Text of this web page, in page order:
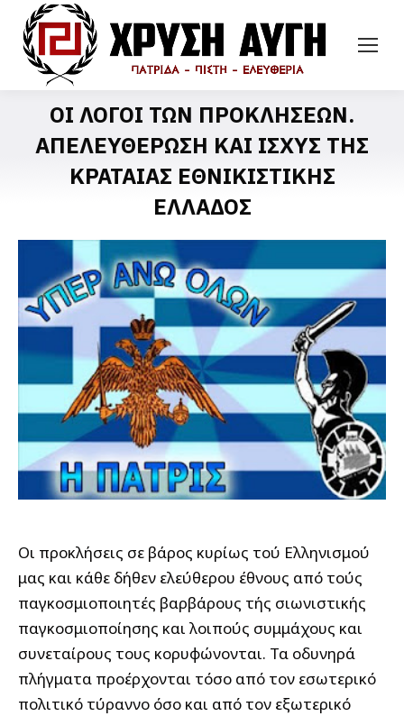
ΟΙ ΛΟΓΟΙ ΤΩΝ ΠΡΟΚΛΗΣΕΩΝ.
ΑΠΕΛΕΥΘΕΡΩΣΗ ΚΑΙ ΙΣΧΥΣ ΤΗΣ
ΚΡΑΤΑΙΑΣ ΕΘΝΙΚΙΣΤΙΚΗΣ
ΕΛΛΑΔΟΣ
Οι προκλήσεις σε βάρος κυρίως τού Ελληνισμού
μας και κάθε δήθεν ελεύθερου έθνους από τούς
παγκοσμιοποιητές βαρβάρους τής σιωνιστικής
παγκοσμιοποίησης και λοιπούς συμμάχους και
συνεταίρους τους κορυφώνονται. Τα οδυνηρά
πλήγματα προέρχονται τόσο από τον εσωτερικό
πολιτικό τύραννο όσο και από τον εξωτερικό